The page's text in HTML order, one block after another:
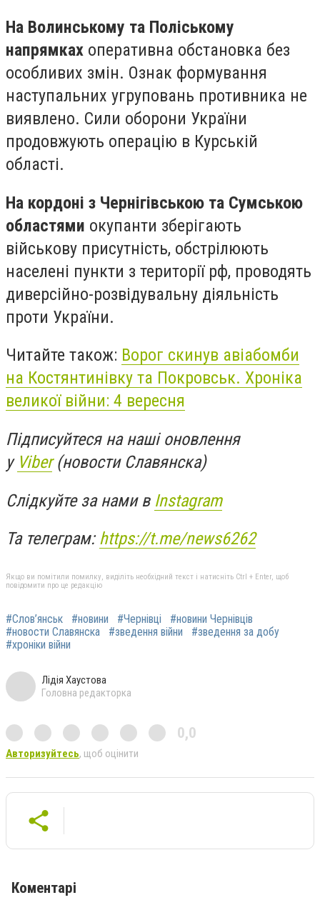
На Волинському та Поліському
напрямках оперативна обстановка без
особливих змін. Ознак формування
наступальних угруповань противника не
виявлено. Сили оборони України
продовжують операцію в Курській
області.
На кордоні з Чернігівською та Сумською
областями окупанти зберігають
військову присутність, обстрілюють
населені пункти з території рф, проводять
диверсійно-розвідувальну діяльність
проти України.
Читайте також: Ворог скинув авіабомби
на Костянтинівку та Покровськ. Хроніка
великої війни: 4 вересня
Підписуйтеся на наші оновлення
у Viber(новости Славянска)
Слідкуйте за нами в Instagram
Та телеграм:https://t.me/news6262
Якщо ви помітили помилку, виділіть необхідний текст і натисніть Ctrl + Enter, щоб
повідомити про це редакцію
#Слов’янськ #новини #Чернівці
#новини Чернівців
#новости Славянска
#зведення війни
#зведення за добу
#хроніки війни
Лідія Хаустова
Головна редакторка
0,0
Авторизуйтесь, щоб оцінити
Коментарі